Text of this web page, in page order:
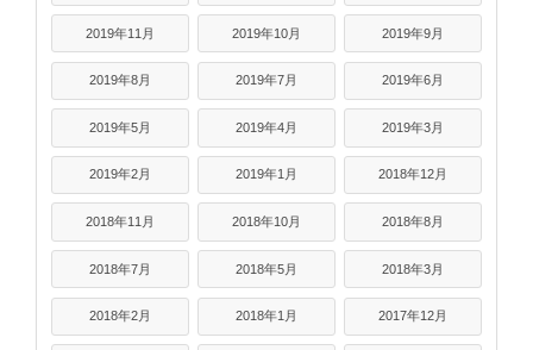
2019年11月 2019年10月 2019年9月
2019年8月 2019年7月 2019年6月
2019年5月 2019年4月 2019年3月
2019年2月 2019年1月 2018年12月
2018年11月 2018年10月 2018年8月
2018年7月 2018年5月 2018年3月
2018年2月 2018年1月 2017年12月